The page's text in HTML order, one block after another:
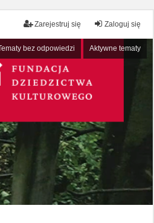
Zaloguj się
Zarejestruj się
bez odpowiedzi Aktywne tematy